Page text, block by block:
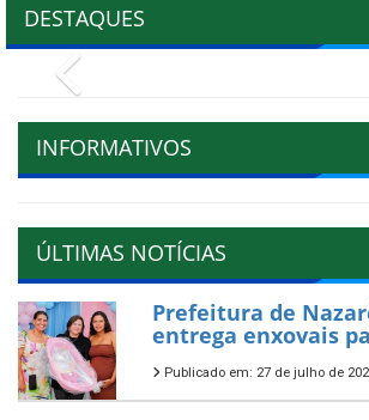
DESTAQUES
INFORMATIVOS
ÚLTIMAS NOTÍCIAS
Prefeitura de
entrega enxovais
Publicado em: 27 de julho de